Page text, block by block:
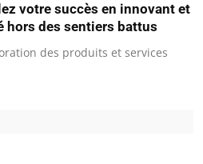
votre succès en innovant et
des sentiers battus
des produits et services